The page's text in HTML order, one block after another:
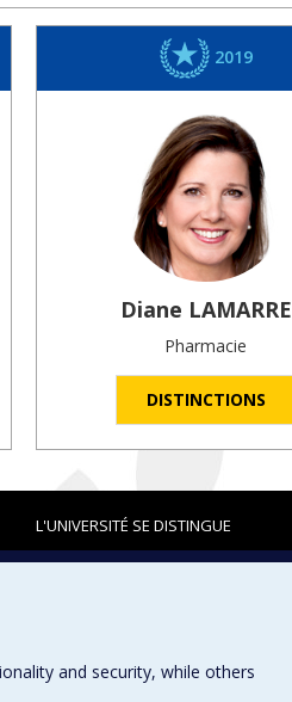
2019
Diane LAMARRE
Pharmacie
DISTINCTIONS
L'UNIVERSITÉ SE DISTINGUE
and security, while others